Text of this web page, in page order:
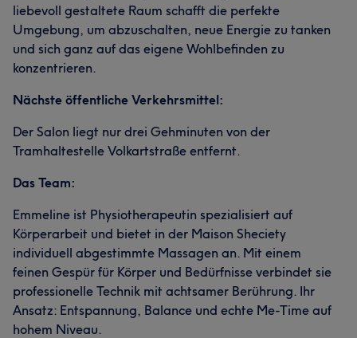
liebevoll gestaltete Raum schafft die perfekte
Umgebung, um abzuschalten, neue Energie zu tanken
und sich ganz auf das eigene Wohlbefinden zu
konzentrieren.
Nächste öffentliche Verkehrsmittel:
Der Salon liegt nur drei Gehminuten von der
Tramhaltestelle Volkartstraße entfernt.
Das Team:
Emmeline ist Physiotherapeutin spezialisiert auf
Körperarbeit und bietet in der Maison Sheciety
individuell abgestimmte Massagen an. Mit einem
feinen Gespür für Körper und Bedürfnisse verbindet sie
professionelle Technik mit achtsamer Berührung. Ihr
Ansatz: Entspannung, Balance und echte Me-Time auf
hohem Niveau.